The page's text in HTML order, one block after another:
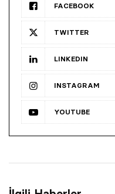
FACEBOOK
TWITTER
LINKEDIN
INSTAGRAM
YOUTUBE